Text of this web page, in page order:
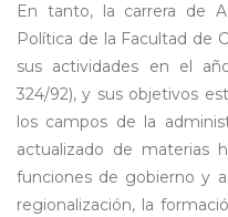
En tanto, la carrera de
Política de la Facultad de
sus actividades en el
324/92), y sus objetivos
los campos de la
actualizado de materias
funciones de gobierno y
regionalización, la